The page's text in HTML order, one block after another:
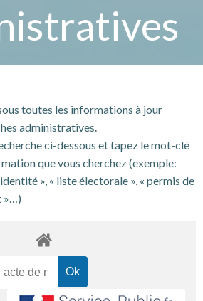
toutes les informations à jour
administratives.
ci-dessous et tapez le mot-clé
que vous cherchez (exemple:
», « liste électorale », « permis de
»…)